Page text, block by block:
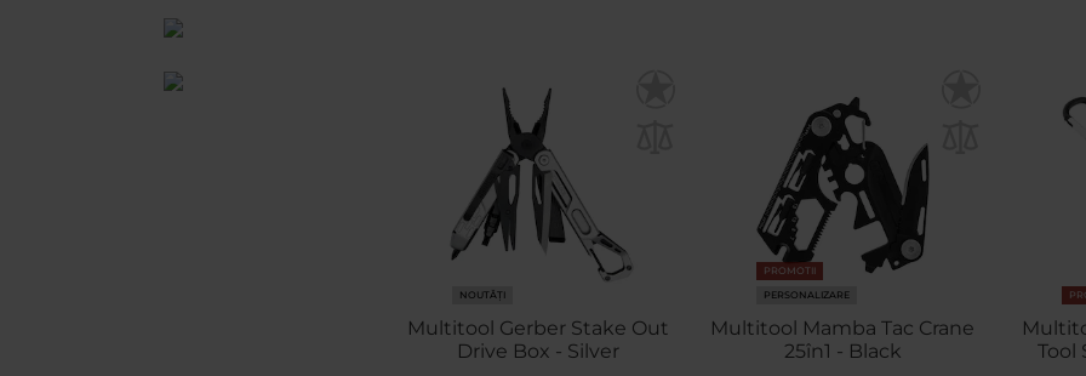
NOUTĂȚI
Multitool Gerber Stake Out
Drive Box - Silver
PROMOTII
PERSONALIZARE
Multitool Mamba Tac Crane
25în1 - Black
Tool